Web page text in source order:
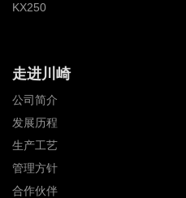
KX250
走进川崎
公司简介
发展历程
生产工艺
管理方针
合作伙伴